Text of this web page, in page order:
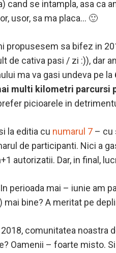
cand se intampla, asa ca
usor, sa ma placa… 🙂
propusesem sa bifez in
de cativa pasi / zi :)), dar
ma va gasi undeva pe la
multi kilometri parcursi
picioarele in
la editia cu numarul 7 – cu
de participanti. Nici a
autorizatii. Dar, in final,
perioada mai – iunie am
mai bine? A meritat pe
2018, comunitatea noastra
Oamenii – foarte misto.